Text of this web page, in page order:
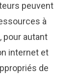
peuvent
à
pour autant
internet et
de